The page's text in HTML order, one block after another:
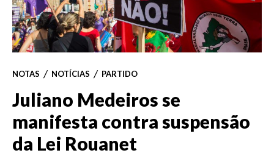
NOTAS NOTÍCIAS PARTIDO
Juliano Medeiros se
manifesta contra suspensão
da Lei Rouanet